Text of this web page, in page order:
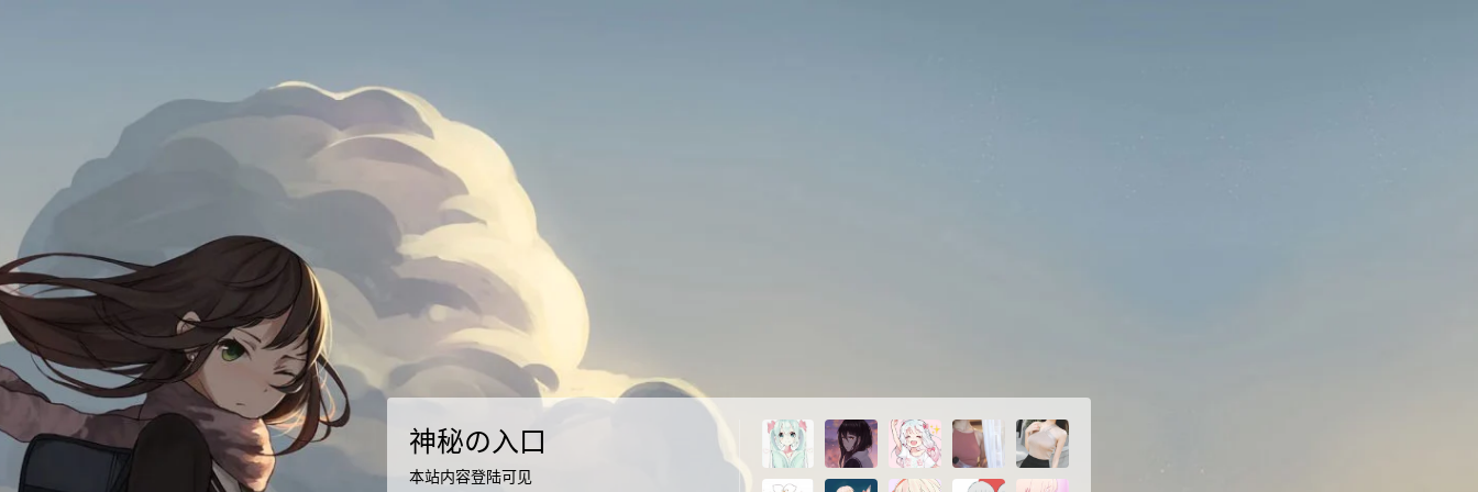
神秘の入口
本站内容登陆可见